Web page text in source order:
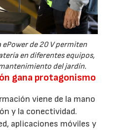
ePower de 20 V permiten
en diferentes equipos,
del jardín.
gana protagonismo
viene de la mano
y la conectividad.
aplicaciones móviles y